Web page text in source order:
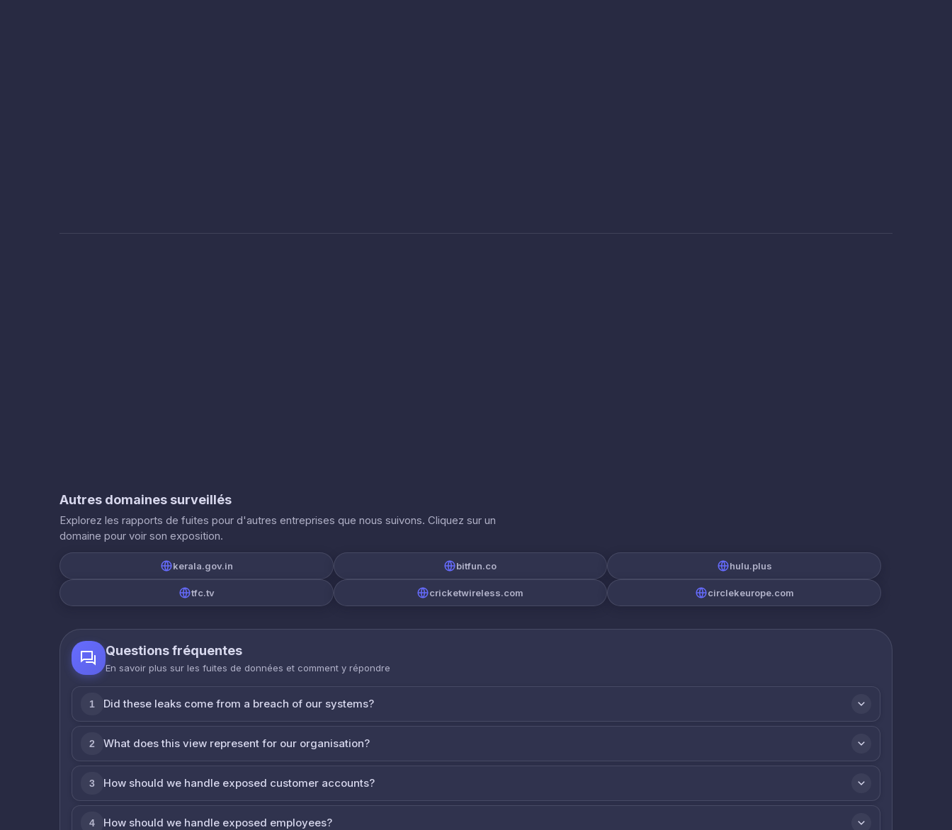
Autres domaines surveillés
Explorez les rapports de fuites pour d'autres entreprises que nous suivons. Cliquez sur un
domaine pour voir son exposition.
kerala.gov.in bitfun.co hulu.plus
tfc.tv cricketwireless.com circlekeurope.com
Questions fréquentes
En savoir plus sur les fuites de données et comment y répondre
1 Did these leaks come from a breach of our systems?
2 What does this view represent for our organisation?
3 How should we handle exposed customer accounts?
4 How should we handle exposed employees?